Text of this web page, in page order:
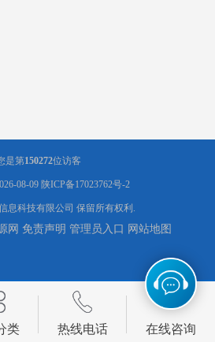
是第150272位访客
08-09 陕ICP备17023762号-2
息科技有限公司 保留所有权利.
网 免责声明 管理员入口 网站地图
类 热线电话 在线咨询